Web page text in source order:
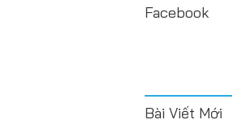
Facebook
Bài Viết Mới